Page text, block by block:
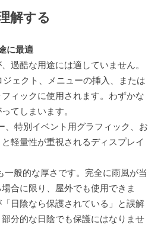
解する
に最適
過酷な用途には適していません。
ェクト、メニューの挿入、または
ィックに使用されます。わずかな
てしまいます。
特別イベント用グラフィック、お
軽量性が重視されるディスプレイ
般的な厚さです。完全に雨風が当
合に限り、屋外でも使用できま
日陰なら保護されている」と誤解
分的な日陰でも保護にはなりませ